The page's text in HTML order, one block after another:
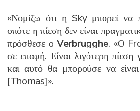
«Νομίζω ότι η Sky μπορεί να
οπότε η πίεση δεν είναι
πρόσθεσε ο Verbrugghe. «Ο
σε επαφή. Είναι λιγότερη
και αυτό θα μπορούσε να
[Thomas]».